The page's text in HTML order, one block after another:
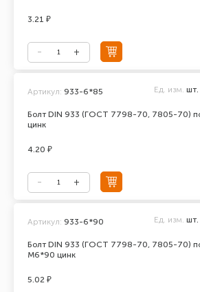
3.21 ₽
Болт DIN 933 (ГОСТ 7798-70, 7805-70)
цинк
Артикул: 933-6*85 Ед. изм. шт.
4.20 ₽
Болт DIN 933 (ГОСТ 7798-70, 7805-70)
М6*90 цинк
Артикул: 933-6*90 Ед. изм. шт.
5.02 ₽